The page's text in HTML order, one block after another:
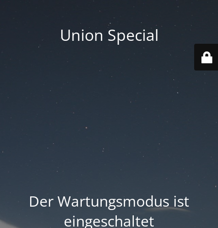
Union Special
Der Wartungsmodus ist
eingeschaltet